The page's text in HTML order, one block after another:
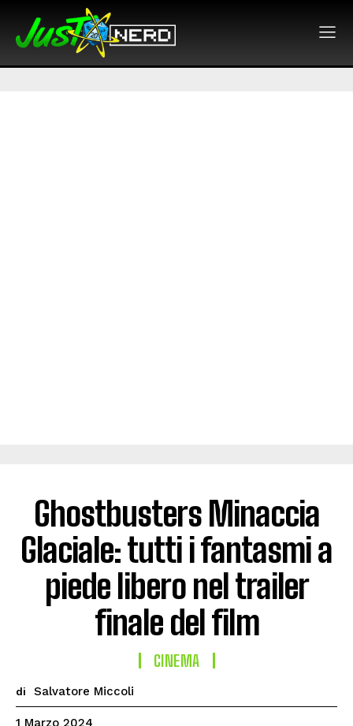
Ghostbusters Minaccia
Glaciale: tutti i fantasmi a
piede libero nel trailer
finale del film
CINEMA
di Salvatore Miccoli
1 Marzo 2024